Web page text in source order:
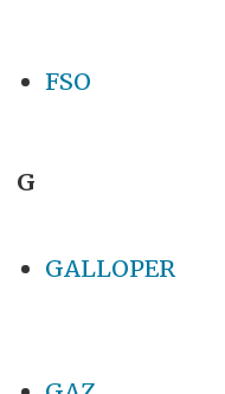
FSO
G
GALLOPER